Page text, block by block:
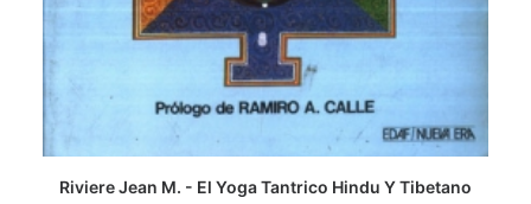
Riviere Jean M. - El Yoga Tantrico Hindu Y Tibetano